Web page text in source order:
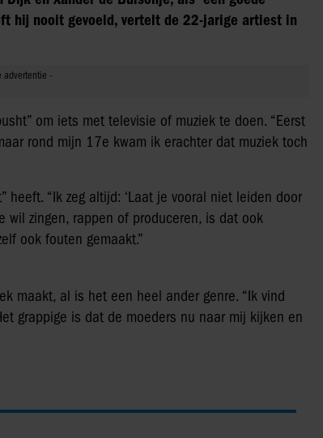
hij nooit gevoeld, vertelt de 22-jarige artiest in
om iets met televisie of muziek te doen. “Eerst
rond mijn 17e kwam ik erachter dat muziek toch
heeft. “Ik zeg altijd: ‘Laat je vooral niet leiden door
zingen, rappen of produceren, is dat ook
ook fouten gemaakt.”
maakt, al is het een heel ander genre. “Ik vind
grappige is dat de moeders nu naar mij kijken en